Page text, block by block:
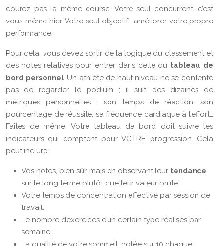
courez pas la même course. Votre seul concurrent, c’est
vous-même hier. Votre seul objectif : améliorer votre propre
performance.
Pour cela, vous devez sortir de la logique du classement et
des notes relatives pour entrer dans celle du tableau de
bord personnel. Un athlète de haut niveau ne se contente
pas de regarder le podium ; il suit des dizaines de
métriques personnelles : son temps de réaction, son
pourcentage de réussite, sa fréquence cardiaque à l’effort…
Faites de même. Votre tableau de bord doit suivre les
indicateurs qui comptent pour VOTRE progression. Cela
peut inclure :
Vos notes, bien sûr, mais en observant leur tendance
sur le long terme plutôt que leur valeur brute.
Votre temps de concentration effective par session de
travail.
Le nombre d’exercices d’un certain type réalisés par
semaine.
La qualité de votre sommeil, notée sur 10 chaque